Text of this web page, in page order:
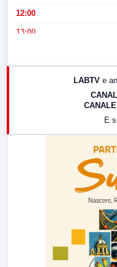
12:00
13:00
LABTV e
E